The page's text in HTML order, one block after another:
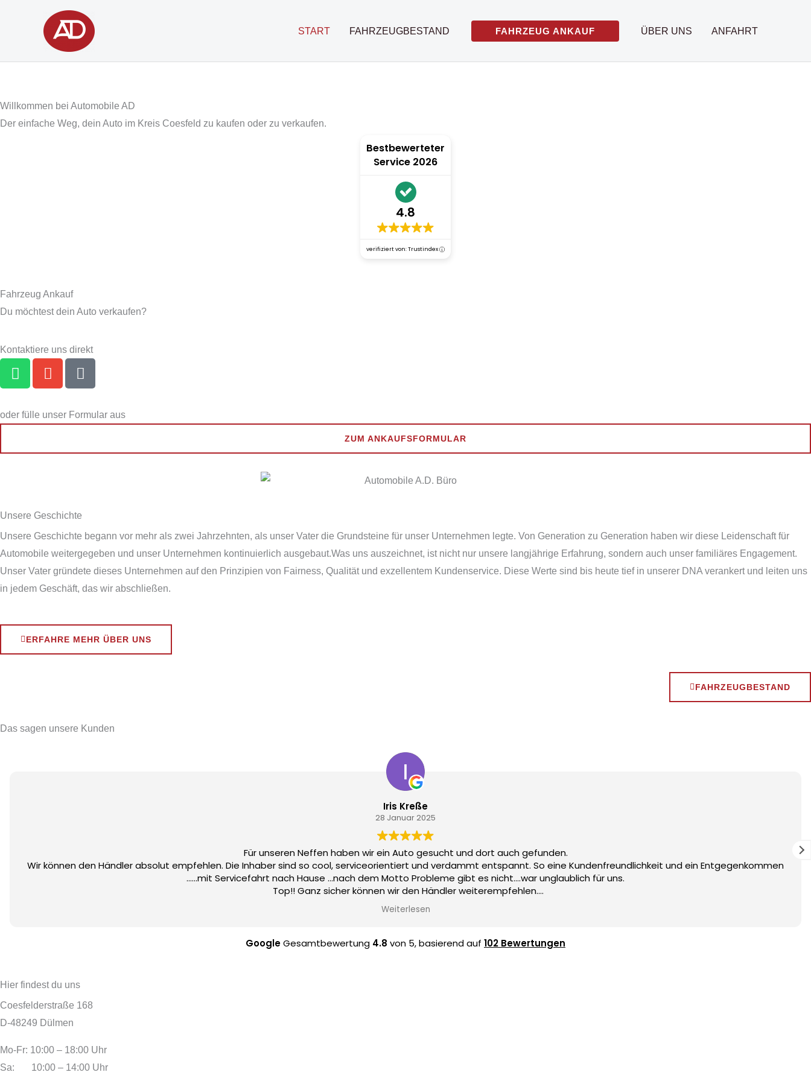
START FAHRZEUGBESTAND FAHRZEUG ANKAUF ÜBER UNS ANFAHRT
Willkommen bei Automobile AD
Der einfache Weg, dein Auto im Kreis Coesfeld zu kaufen oder zu verkaufen.
Bestbewerteter
Service 2026
4.8
verifiziert von: Trustindex
Fahrzeug Ankauf
Du möchtest dein Auto verkaufen?
Kontaktiere uns direkt
W
h
t
s
p
E
n
e
l
p
P
h
n
e
a
oder fülle unser Formular aus
ZUM ANKAUFSFORMULAR
Unsere Geschichte
Unsere Geschichte begann vor mehr als zwei Jahrzehnten, als unser Vater die Grundsteine für unser Unternehmen legte. Von Generation zu Generation haben wir diese Leidenschaft für
Automobile weitergegeben und unser Unternehmen kontinuierlich ausgebaut.Was uns auszeichnet, ist nicht nur unsere langjährige Erfahrung, sondern auch unser familiäres Engagement.
Unser Vater gründete dieses Unternehmen auf den Prinzipien von Fairness, Qualität und exzellentem Kundenservice. Diese Werte sind bis heute tief in unserer DNA verankert und leiten uns
in jedem Geschäft, das wir abschließen.
ERFAHRE MEHR ÜBER UNS
FAHRZEUGBESTAND
Das sagen unsere Kunden
Iris Kreße
28 Januar 2025
Für unseren Neffen haben wir ein Auto gesucht und dort auch gefunden.
Wir können den Händler absolut empfehlen. Die Inhaber sind so cool, serviceorientiert und verdammt entspannt. So eine Kundenfreundlichkeit und ein Entgegenkommen
......mit Servicefahrt nach Hause ...nach dem Motto Probleme gibt es nicht....war unglaublich für uns.
Top!! Ganz sicher können wir den Händler weiterempfehlen.
Danke
Weiterlesen
GoogleGesamtbewertung 4.8 von 5,basierend auf 102 Bewertungen
Hier findest du uns
Coesfelderstraße 168
D-48249 Dülmen
Mo-Fr: 10:00 – 18:00 Uhr
Sa: 10:00 – 14:00 Uhr